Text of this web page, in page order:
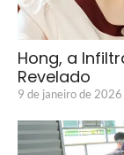
Hong, a
Revelado
9 de janeiro de 2026